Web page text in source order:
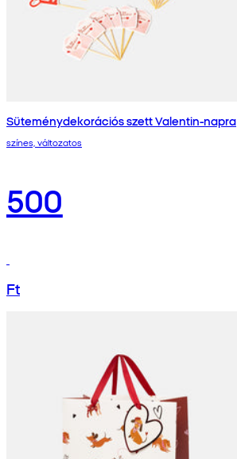
Süteménydekorációs szett Valentin-napra
színes, változatos
500
Ft